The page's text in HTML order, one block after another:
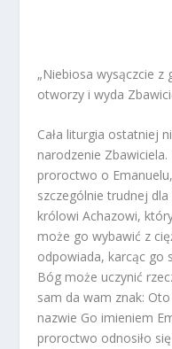
„Niebiosa wysączcie
otworzy i wyda
Cała liturgia ostatniej
narodzenie
proroctwo o
szczególnie trudnej
królowi Achazowi,
może go wybawić z
odpowiada, karcąc go
Bóg może uczynić
sam da wam znak:
nazwie Go imieniem
proroctwo odnosiło